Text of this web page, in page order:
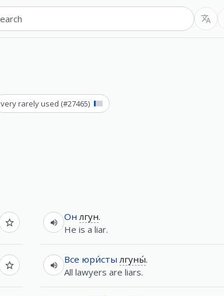
very rarely used (#27465)
Он лгун.
He is a liar.
Все юри́сты лгуны́.
All lawyers are liars.